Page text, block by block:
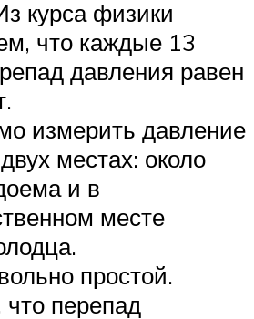
курса физики
что каждые 13
давления равен
измерить давление
местах: около
и в
месте
простой.
перепад